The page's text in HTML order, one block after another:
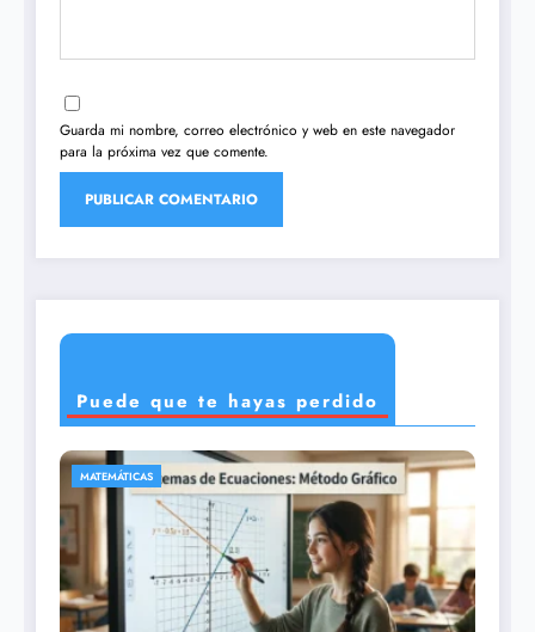
Guarda mi nombre, correo electrónico y web en este navegador
para la próxima vez que comente.
Puede que te hayas perdido
CIENCIAS